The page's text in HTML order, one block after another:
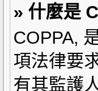
» 什麼是
COPPA,
項法律要
有其監護